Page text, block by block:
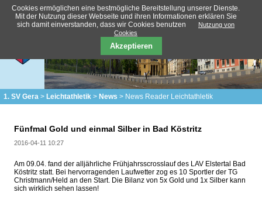
1. SV Gera Leichtathletik News News Reader Leichtathletik
Fünfmal Gold und einmal Silber in Bad Köstritz
2016-04-11 10:27
Am 09.04. fand der alljährliche Frühjahrsscrosslauf des LAV Elstertal Bad
Köstritz statt. Bei hervorragenden Laufwetter zog es 10 Sportler der TG
Christmann/Held an den Start. Die Bilanz von 5x Gold und 1x Silber kann
sich wirklich sehen lassen!
Cookies ermöglichen eine bestmögliche Bereitstellung unserer Dienste.
Mit der Nutzung dieser Webseite und ihren Informationen erklären Sie
sich damit einverstanden, dass wir Cookies benutzen
Nutzung von
Cookies
Akzeptieren